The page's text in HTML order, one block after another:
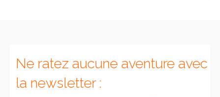
Ne ratez aucune aventure avec
la newsletter :